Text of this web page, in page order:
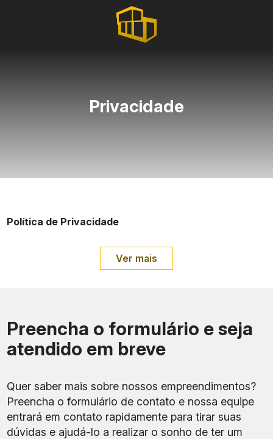
Privacidade
Política de Privacidade
Ver mais
Preencha o formulário e seja
atendido em breve
Quer saber mais sobre nossos empreendimentos?
Preencha o formulário de contato e nossa equipe
entrará em contato rapidamente para tirar suas
dúvidas e ajudá-lo a realizar o sonho de ter um